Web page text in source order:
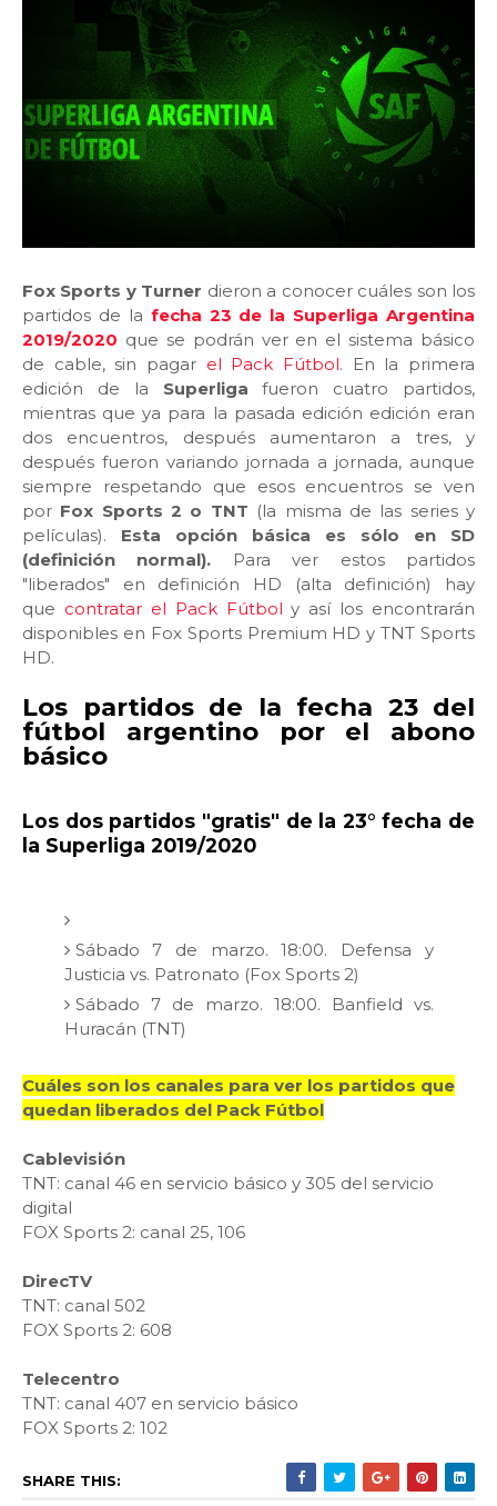
Fox Sports y Turner dieron a conocer cuáles son los
partidos de la fecha 23 de la Superliga Argentina
2019/2020 que se podrán ver en el sistema básico
de cable, sin pagar el Pack Fútbol. En la primera
edición de la Superliga fueron cuatro partidos,
mientras que ya para la pasada edición edición eran
dos encuentros, después aumentaron a tres, y
después fueron variando jornada a jornada, aunque
siempre respetando que esos encuentros se ven
por Fox Sports 2 o TNT (la misma de las series y
películas). Esta opción básica es sólo en SD
(definición normal).
Para ver estos partidos
"liberados" en definición HD (alta definición) hay
que contratar el Pack Fútbol y así los encontrarán
disponibles en Fox Sports Premium HD y TNT Sports
HD.
Los partidos de la fecha 23 del
fútbol argentino por el abono
básico
Los dos partidos "gratis" de la 23° fecha de
la Superliga 2019/2020
Sábado 7 de marzo. 18:00. Defensa y
Justicia vs. Patronato (Fox Sports 2)
Sábado 7 de marzo. 18:00. Banfield vs.
Huracán (TNT)
Cuáles son los canales para ver los partidos que
quedan liberados del Pack Fútbol
Cablevisión
TNT: canal 46 en servicio básico y 305 del servicio
digital
FOX Sports 2: canal 25, 106
DirecTV
TNT: canal 502
FOX Sports 2: 608
Telecentro
TNT: canal 407 en servicio básico
FOX Sports 2: 102
SHARE THIS: